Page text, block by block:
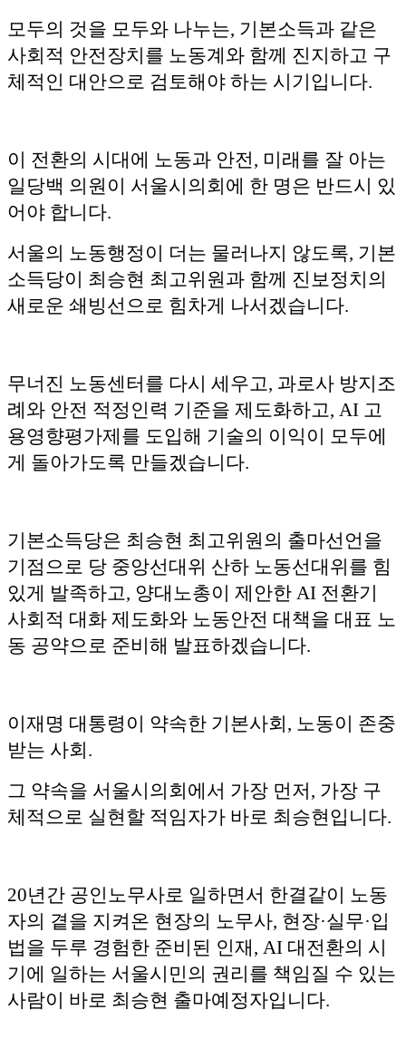
모두의 것을 모두와 나누는, 기본소득과 같은
사회적 안전장치를 노동계와 함께 진지하고 구
체적인 대안으로 검토해야 하는 시기입니다.
이 전환의 시대에 노동과 안전, 미래를 잘 아는
일당백 의원이 서울시의회에 한 명은 반드시 있
어야 합니다.
서울의 노동행정이 더는 물러나지 않도록, 기본
소득당이 최승현 최고위원과 함께 진보정치의
새로운 쇄빙선으로 힘차게 나서겠습니다.
무너진 노동센터를 다시 세우고, 과로사 방지조
례와 안전 적정인력 기준을 제도화하고, AI 고
용영향평가제를 도입해 기술의 이익이 모두에
게 돌아가도록 만들겠습니다.
기본소득당은 최승현 최고위원의 출마선언을
기점으로 당 중앙선대위 산하 노동선대위를 힘
있게 발족하고, 양대노총이 제안한 AI 전환기
사회적 대화 제도화와 노동안전 대책을 대표 노
동 공약으로 준비해 발표하겠습니다.
이재명 대통령이 약속한 기본사회, 노동이 존중
받는 사회.
그 약속을 서울시의회에서 가장 먼저, 가장 구
체적으로 실현할 적임자가 바로 최승현입니다.
20년간 공인노무사로 일하면서 한결같이 노동
자의 곁을 지켜온 현장의 노무사, 현장·실무·입
법을 두루 경험한 준비된 인재, AI 대전환의 시
기에 일하는 서울시민의 권리를 책임질 수 있는
사람이 바로 최승현 출마예정자입니다.